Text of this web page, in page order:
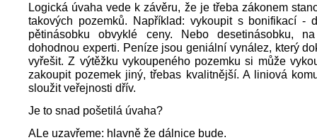
Logická úvaha vede k závěru, že je třeba zákonem
takových pozemků. Například: vykoupit s bonifikací -
pětinásobku obvyklé ceny. Nebo desetinásobku,
dohodnou experti. Peníze jsou geniální vynález, který
vyřešit. Z výtěžku vykoupeného pozemku si může
zakoupit pozemek jiný, třebas kvalitnější. A liniová
sloužit veřejnosti dřív.
Je to snad pošetilá úvaha?
ALe uzavřeme: hlavně že dálnice bude.